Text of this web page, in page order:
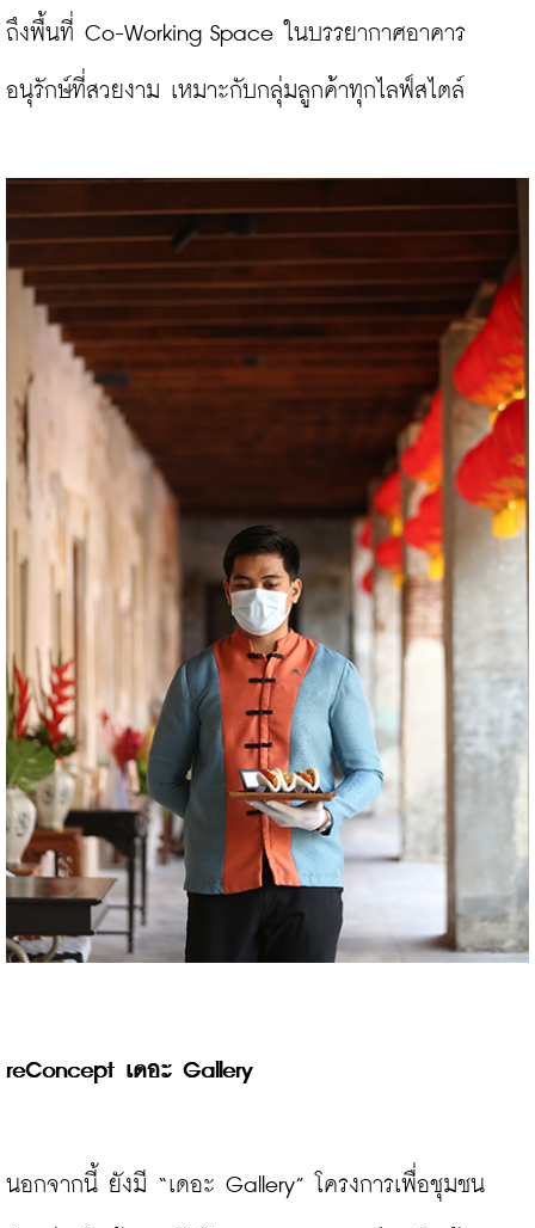
ถึงพื้นที่ Co-Working Space ในบรรยากาศอาคาร
อนุรักษ์ที่สวยงาม เหมาะกับกลุ่มลูกค้าทุกไลฟ์สไตล์
reConcept เดอะ Gallery
นอกจากนี้ ยังมี “เดอะ Gallery” โครงการเพื่อชุมชน